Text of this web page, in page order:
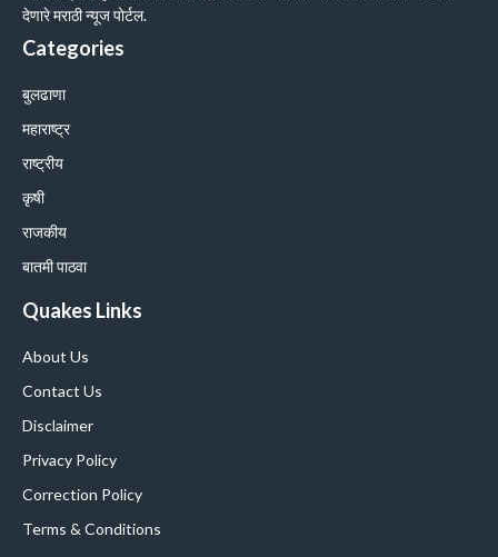
देणारे मराठी न्यूज पोर्टल.
Categories
बुलढाणा
महाराष्ट्र
राष्ट्रीय
कृषी
राजकीय
बातमी पाठवा
Quakes Links
About Us
Contact Us
Disclaimer
Privacy Policy
Correction Policy
Terms & Conditions